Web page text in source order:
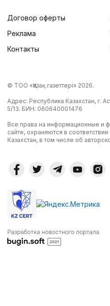
Договор оферты
Реклама
Контакты
© ТОО «Қазақ газеттері» 2026.
Адрес: Республика Казахстан, г.
5/13. БИН: 060640001476
Все права на информационные и
сайте, охраняются в
Казахстан, в том числе об